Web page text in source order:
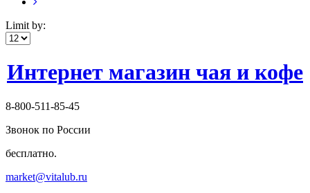
Limit by:
Интернет магазин чая и кофе
8-800-511-85-45
Звонок по России
бесплатно.
market@vitalub.ru